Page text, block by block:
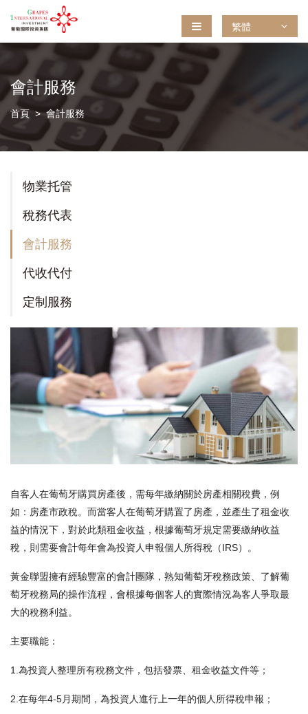
繁體
會計服務
首頁 會計服務
物業托管
稅務代表
會計服務
代收代付
定制服務
自客人在葡萄牙購買房產後，需每年繳納關於房產相關稅費，例
如：房產市政稅。而當客人在葡萄牙購置了房產，並產生了租金收
益的情況下，對於此類租金收益，根據葡萄牙規定需要繳納收益
稅，則需要會計每年會為投資人申報個人所得稅（IRS）。
黃金聯盟擁有經驗豐富的會計團隊，熟知葡萄牙稅務政策、了解葡
萄牙稅務局的操作流程，會根據每個客人的實際情況為客人爭取最
大的稅務利益。
主要職能：
1.為投資人整理所有稅務文件，包括發票、租金收益文件等；
2.在每年4-5月期間，為投資人進行上一年的個人所得稅申報；